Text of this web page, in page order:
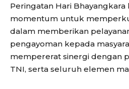
Peringatan Hari
momentum untuk
dalam memberikan
pengayoman kepada
mempererat sinergi dengan
TNI, serta seluruh elemen